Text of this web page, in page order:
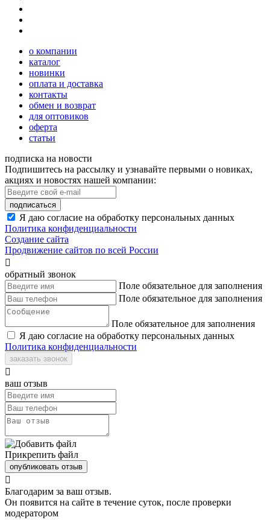
о компании
каталог
новинки
оплата и доставка
контакты
обмен и возврат
для оптовиков
оферта
статьи
подписка на новости
Подпишитесь на рассылку и узнавайте первыми о новиках,
акциях и новостях нашей компании:
подписаться
Я даю согласие на обработку персональных данных
Политика конфиденциальности
Создание сайта
Продвижение сайтов по всей России

обратный звонок
Поле обязательное для заполнения
Поле обязательное для заполнения
Поле обязательное для заполнения
Я даю согласие на обработку персональных данных
Политика конфиденциальности
заказать звонок

ваш отзыв
Прикрепить файл
опубликовать отзыв

Благодарим за ваш отзыв.
Он появится на сайте в течение суток, после проверки
модератором